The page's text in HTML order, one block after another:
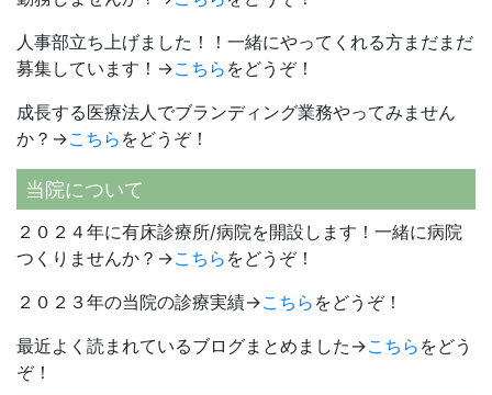
人事部立ち上げました！！一緒にやってくれる方まだまだ
募集しています！→こちら をどうぞ！
成長する医療法人でブランディング業務やってみません
か？→こちら をどうぞ！
当院について
２０２４年に有床診療所/病院を開設します！一緒に病院
つくりませんか？→こちら をどうぞ！
２０２３年の当院の診療実績→こちら をどうぞ！
最近よく読まれているブログまとめました→こちら をどう
ぞ！